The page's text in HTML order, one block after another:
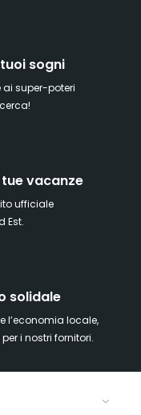
sogni
super-poteri
vacanze
ufficiale
Est.
solidale
l’economia locale,
i nostri fornitori.